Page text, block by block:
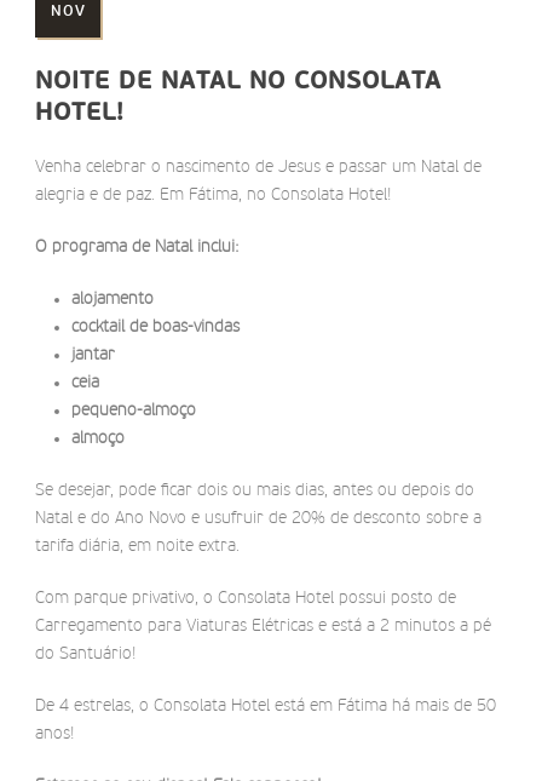
NOV
NOITE DE NATAL NO CONSOLATA
HOTEL!
Venha celebrar o nascimento de Jesus e passar um Natal de
alegria e de paz. Em Fátima, no Consolata Hotel!
O programa de Natal inclui:
alojamento
cocktail de boas-vindas
jantar
ceia
pequeno-almoço
almoço
Se desejar, pode ficar dois ou mais dias, antes ou depois do
Natal e do Ano Novo e usufruir de 20% de desconto sobre a
tarifa diária, em noite extra.
Com parque privativo, o Consolata Hotel possui posto de
Carregamento para Viaturas Elétricas e está a 2 minutos a pé
do Santuário!
De 4 estrelas, o Consolata Hotel está em Fátima há mais de 50
anos!